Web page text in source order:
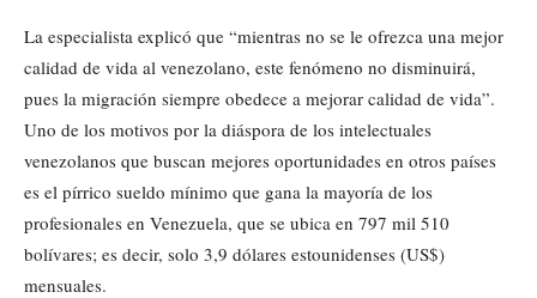
La especialista explicó que “mientras no se le ofrezca una mejor
calidad de vida al venezolano, este fenómeno no disminuirá,
pues la migración siempre obedece a mejorar calidad de vida”.
Uno de los motivos por la diáspora de los intelectuales
venezolanos que buscan mejores oportunidades en otros países
es el pírrico sueldo mínimo que gana la mayoría de los
profesionales en Venezuela, que se ubica en 797 mil 510
bolívares; es decir, solo 3,9 dólares estounidenses (US$)
mensuales.